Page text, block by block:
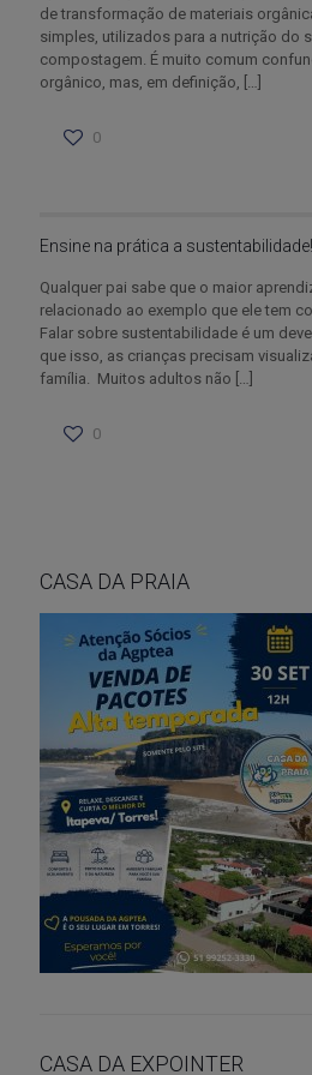
de transformação de materiais
simples, utilizados para a nutrição do
compostagem. É muito comum
orgânico, mas, em definição, […]
0
Ensine na prática a
Qualquer pai sabe que o maior
relacionado ao exemplo que ele tem
Falar sobre sustentabilidade é um
que isso, as crianças precisam
família. Muitos adultos não […]
0
CASA DA PRAIA
CASA DA EXPOINTER